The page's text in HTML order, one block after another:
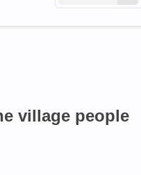
village people